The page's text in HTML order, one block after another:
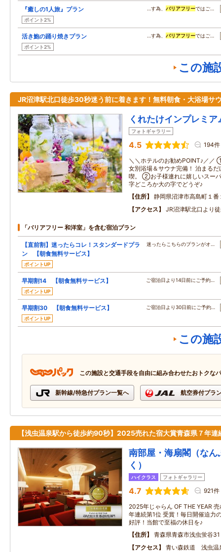
『癒しの1人旅』プラン
ポイント2%
…す為、 バリアフリーではご…
活き鮑の踊り焼きプラン
ポイント2%
…す為、 バリアフリーではご…
この施
JR沼津駅北口徒歩30秒迷う前に着きます！無料朝食・大浴場サ
くれたけインプレミ
フォトギャラリー
4.5 194件
＼＼ホテルのお勧めPOINT♪／／
女別浴場＆サウナ完備！ 泊まる
喫。 ②お子様連れに嬉しいスー
字どころか大の字でどうぞ♪
住所
静岡県沼津市高島町１番
アクセス
JR沼津駅北口より
「バリアフリー 和洋室」を含む宿泊プラン
【直前割】迷ったらコレ！スタンダードプラ
ン 【朝食無料サービス】
ポイントUP
迷ったらこちらのプランがオ…
早期割14 【朝食無料サービス】
ポイントUP
ご宿泊日より14日前にご予約…
早期割30 【朝食無料サービス】
ポイントUP
ご宿泊日より30日前にご予約…
この施
この施設と交通手段を自由に組み合わせたおトクな
新幹線/特急付プラン一覧へ 航空券付プラ
【浅虫温泉駅から徒歩約90秒】2025売れた宿大賞青森県７年連
南部屋・海扇閣（なん
く）
ハイクラス フォトギャラリー
4.7 921件
2025年じゃらん OF THE YEAR
年連続第1位 受賞！毎日開催迫力
好評！当館で至福の休日を♪
住所
青森県青森市浅虫蛍谷31
アクセス
青い森鉄道 浅虫